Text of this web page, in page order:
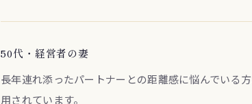
50代・経営者の妻
長年連れ添ったパートナーとの距離感に悩んでいる
用されています。